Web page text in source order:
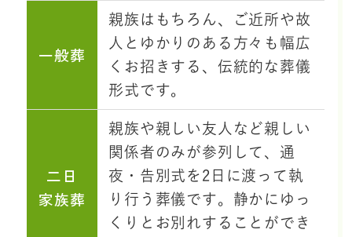
一般葬
親族はもちろん、ご近所や故
人とゆかりのある方々も幅広
くお招きする、伝統的な葬儀
形式です。
二日
家族葬
親族や親しい友人など親しい
関係者のみが参列して、通
夜・告別式を2日に渡って執
り行う葬儀です。静かにゆっ
くりとお別れすることができ